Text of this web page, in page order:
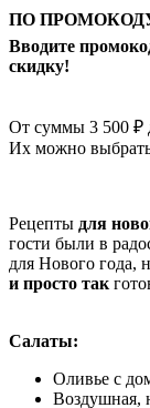
ПО
Вводите
скидку!
От суммы 3 500 ₽
Их можно
Рецепты для
гости были в
для Нового года,
и просто так
Салаты:
Оливье с
Воздушная,